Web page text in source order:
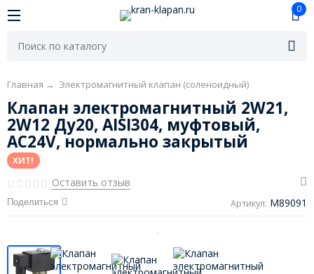
0
Главная → Электромагнитный клапан (соленоидный)
Клапан электромагнитный 2W21,
2W12 Ду20, AISI304, муфтовый,
AC24V, нормально закрытый
ХИТ!
Оставить отзыв
Поделиться Артикул: M89091